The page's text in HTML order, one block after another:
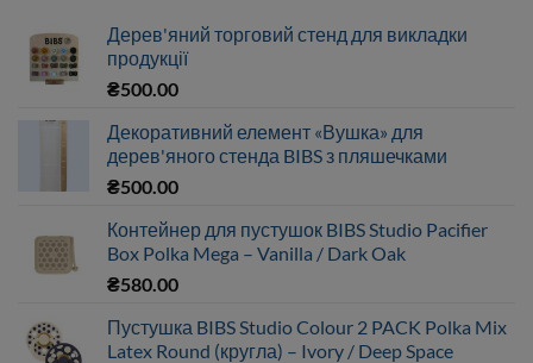
Дерев'яний торговий стенд для викладки
продукції
₴500.00
Декоративний елемент «Вушка» для
дерев'яного стенда BIBS з пляшечками
₴500.00
Контейнер для пустушок BIBS Studio Pacifier
Box Polka Mega – Vanilla / Dark Oak
₴580.00
Пустушка BIBS Studio Colour 2 PACK Polka Mix
Latex Round (кругла) – Ivory / Deep Space